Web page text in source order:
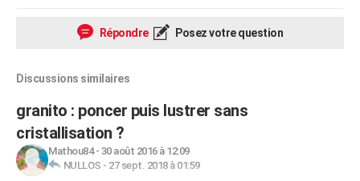
Répondre Posez votre question
Discussions similaires
granito : poncer puis lustrer sans
cristallisation ?
Mathou84- 30 août 2016 à 12:09
NULLOS - 27 sept. 2018 à 01:59